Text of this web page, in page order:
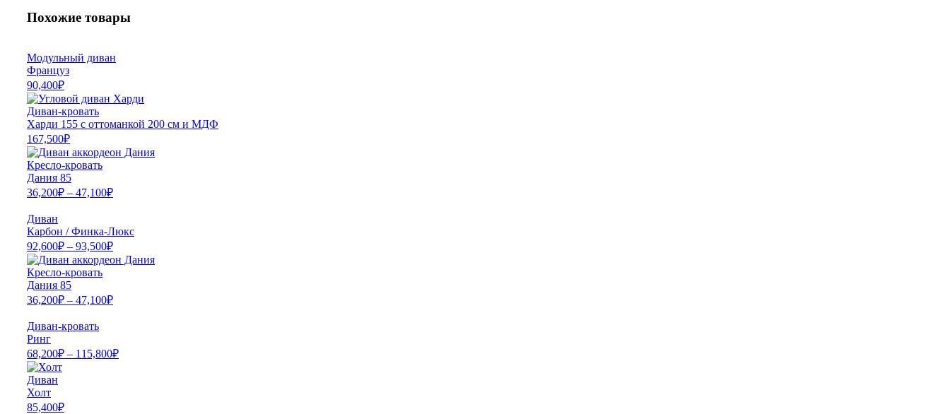
Похожие товары
Модульный диван
Француз
90,400₽
Диван-кровать
Харди 155 с оттоманкой 200 см и МДФ
167,500₽
Кресло-кровать
Дания 85
36,200₽ – 47,100₽
Диван
Карбон / Финка-Люкс
92,600₽ – 93,500₽
Кресло-кровать
Дания 85
36,200₽ – 47,100₽
Диван-кровать
Ринг
68,200₽ – 115,800₽
Диван
Холт
85,400₽